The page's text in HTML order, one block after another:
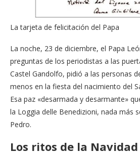
La tarjeta de felicitación del Papa
La noche, 23 de diciembre, el Papa
preguntas de los periodistas a las
Castel Gandolfo, pidió a las personas
menos en la fiesta del nacimiento del
Esa paz «desarmada y desarmante»
la Loggia delle Benedizioni, nada más
Pedro.
Los ritos de la Navidad